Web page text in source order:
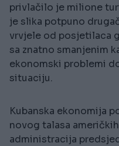
privlačilo je milione
je slika potpuno
vrvjele od posjetilaca
sa znatno smanjenim
ekonomski problemi
situaciju.
Kubanska ekonomija
novog talasa
administracija